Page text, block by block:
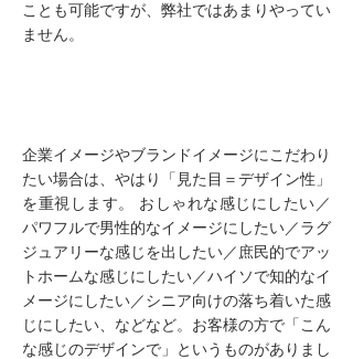
ことも可能ですが、弊社ではあまりやってい
ません。
企業イメージやブランドイメージにこだわり
たい場合は、やはり「見た目＝デザイン性」
を重視します。 おしゃれな感じにしたい／
パワフルで男性的なイメージにしたい／ラグ
ジュアリーな感じを出したい／庶民的でアッ
トホームな感じにしたい／ハイソで知的なイ
メージにしたい／シニア向けの落ち着いた感
じにしたい、などなど。お客様の方で「こん
な感じのデザインで」というものがありまし